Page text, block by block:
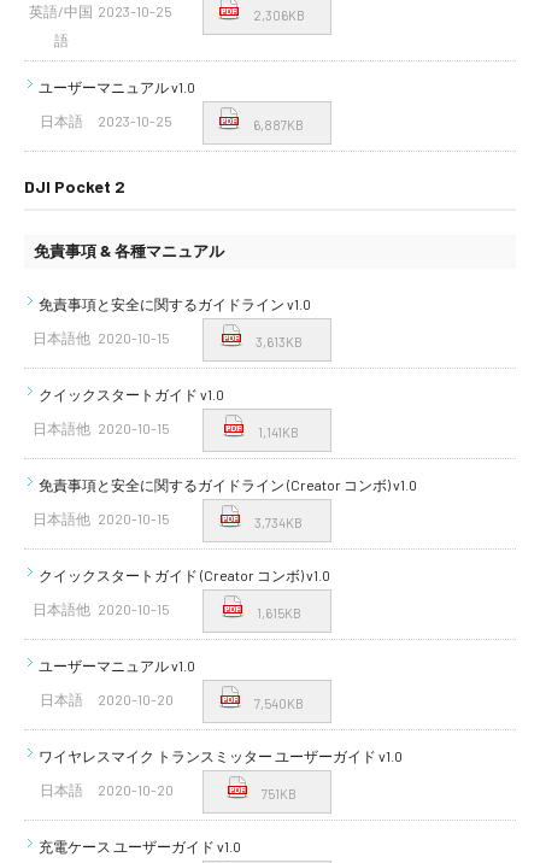
英語/中国
語
2023-10-25 2,306KB
ユーザーマニュアル v1.0
日本語
2023-10-25 6,887KB
DJI Pocket 2
免責事項 & 各種マニュアル
免責事項と安全に関するガイドライン v1.0
日本語他 2020-10-15 3,613KB
クイックスタートガイド v1.0
日本語他 2020-10-15 1,141KB
免責事項と安全に関するガイドライン (Creator コンボ) v1.0
日本語他 2020-10-15 3,734KB
クイックスタートガイド (Creator コンボ) v1.0
日本語他 2020-10-15 1,615KB
ユーザーマニュアル v1.0
日本語
2020-10-20 7,540KB
ワイヤレスマイク トランスミッター ユーザーガイド v1.0
日本語
2020-10-20 751KB
充電ケース ユーザーガイド v1.0